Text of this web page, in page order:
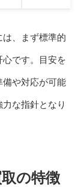
、まず標準的
です。目安を
や対応が可能
な指針となり
の特徴